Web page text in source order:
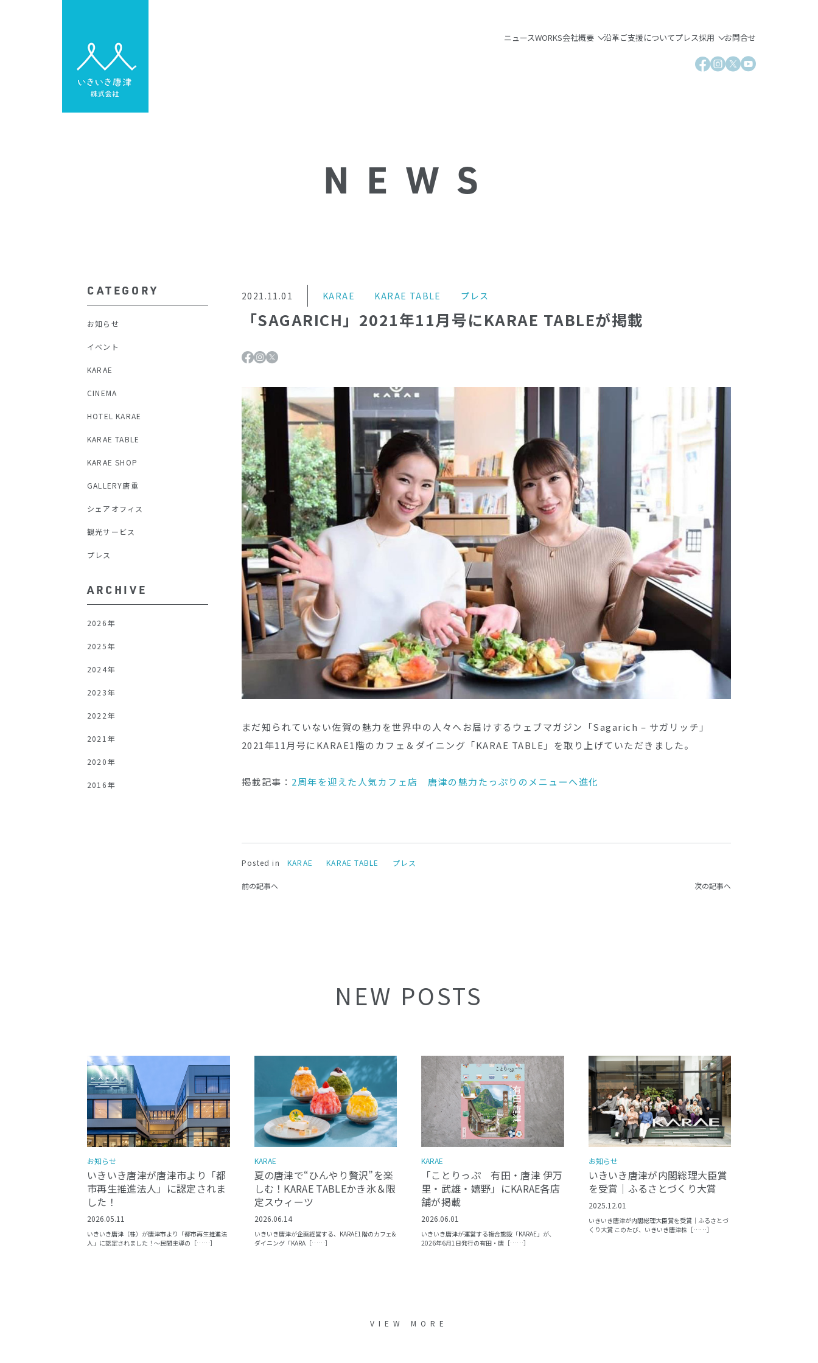
ニュースWORKS会社概要 沿革ご支援についてプレス採用 お問合せ
NEWS
CATEGORY
お知らせ
イベント
KARAE
CINEMA
HOTEL KARAE
KARAE TABLE
KARAE SHOP
GALLERY唐重
シェアオフィス
観光サービス
プレス
ARCHIVE
2026年
2025年
2024年
2023年
2022年
2021年
2020年
2016年
2021.11.01 KARAE KARAE TABLE プレス
「SAGARICH」2021年11月号にKARAE TABLEが掲載
まだ知られていない佐賀の魅力を世界中の人々へお届けするウェブマガジン「Sagarich – サガリッチ」
2021年11月号にKARAE1階のカフェ＆ダイニング「KARAE TABLE」を取り上げていただきました。
掲載記事： 2周年を迎えた人気カフェ店 唐津の魅力たっぷりのメニューへ進化
Posted in KARAE KARAE TABLE プレス
前の記事へ 次の記事へ
NEW POSTS
お知らせ
いきいき唐津が唐津市より「都
市再生推進法人」に認定されま
した！
2026.05.11
いきいき唐津（株）が唐津市より「都市再生推進法
人」に認定されました！〜民間主導の［……］
KARAE
夏の唐津で“ひんやり贅沢”を楽
しむ！KARAE TABLEかき氷＆限
定スウィーツ
2026.06.14
いきいき唐津が企画経営する、KARAE1階のカフェ&
ダイニング「KARA［……］
KARAE
「ことりっぷ 有田・唐津 伊万
里・武雄・嬉野」にKARAE各店
舗が掲載
2026.06.01
いきいき唐津が運営する複合施設「KARAE」が、
2026年6月1日発行の有田・唐［……］
お知らせ
いきいき唐津が内閣総理大臣賞
を受賞｜ふるさとづくり大賞
2025.12.01
いきいき唐津が内閣総理大臣賞を受賞｜ふるさとづ
くり大賞 このたび、いきいき唐津株［……］
VIEW MORE